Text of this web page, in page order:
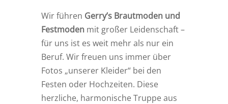
Wir führen Gerry’s Brautmoden und
Festmodenmit großer Leidenschaft –
für uns ist es weit mehr als nur ein
Beruf. Wir freuen uns immer über
Fotos „unserer Kleider“ bei den
Festen oder Hochzeiten. Diese
herzliche, harmonische Truppe aus